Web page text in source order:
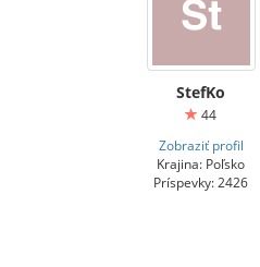
StefKo
44
Zobraziť profil
Krajina: Poľsko
Príspevky: 2426